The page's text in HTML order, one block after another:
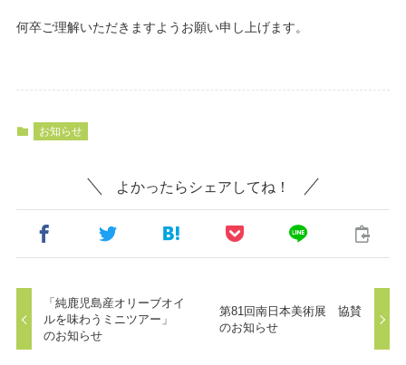
何卒ご理解いただきますようお願い申し上げます。
お知らせ
よかったらシェアしてね！
「純鹿児島産オリーブオイ
ルを味わうミニツアー」
のお知らせ
第81回南日本美術展 協賛
のお知らせ